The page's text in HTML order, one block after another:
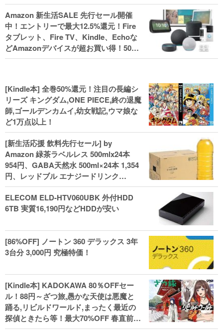
Amazon 新生活SALE 先行セール開催
中！エントリーで最大12.5%還元！Fire
タブレット、Fire TV、Kindle、Echoな
どAmazonデバイスが超お買い得！50%
還元！Kindle本 新生活フェアなど！
[Kindle本] 全巻50%還元！注目の長編シ
リーズ キングダム,ONE PIECE,終の退魔
師,ゴールデンカムイ,幼女戦記,ウマ娘な
ど1万点以上！
[新生活応援 飲料先行セール] by
Amazon 緑茶ラベルレス 500mlx24本
954円、GABA天然水 500ml×24本 1,354
円、レッドブル エナジードリンク
250mlx24本 3,412円、い･ろ･は･す 2L×8
本 846円など飲料セール
ELECOM ELD-HTV060UBK 外付HDD
6TB 実質16,190円などHDDが安い
[86%OFF] ノートン 360 デラックス 3年
3台分 3,000円 究極特価！
[Kindle本] KADOKAWA 80％OFFセー
ル！88円～ざつ旅,愚かな天使は悪魔と
踊る,リビルドワールド,まったく最近の
探偵ときたら等！最大70%OFF 春直前大
セール開始、実用本・小説などがセー